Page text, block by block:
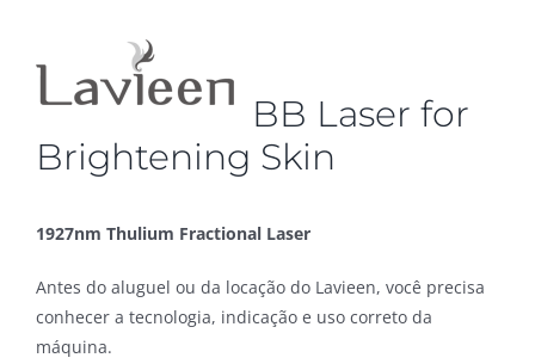
BB Laser for
Brightening Skin
1927nm Thulium Fractional Laser
Antes do aluguel ou da locação do Lavieen, você precisa
conhecer a tecnologia, indicação e uso correto da
máquina.